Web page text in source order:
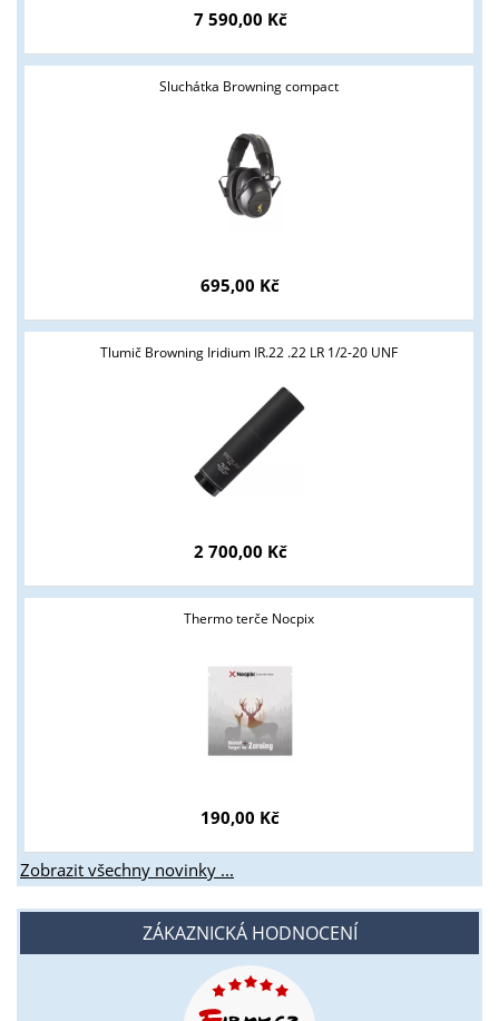
7 590,00 Kč
Sluchátka Browning compact
695,00 Kč
Tlumič Browning Iridium IR.22 .22 LR 1/2-20 UNF
2 700,00 Kč
Thermo terče Nocpix
190,00 Kč
Zobrazit všechny novinky ...
ZÁKAZNICKÁ HODNOCENÍ
Tyto stránky jsou určeny pouze odborné veřejnosti od 18 let a
podmínky?